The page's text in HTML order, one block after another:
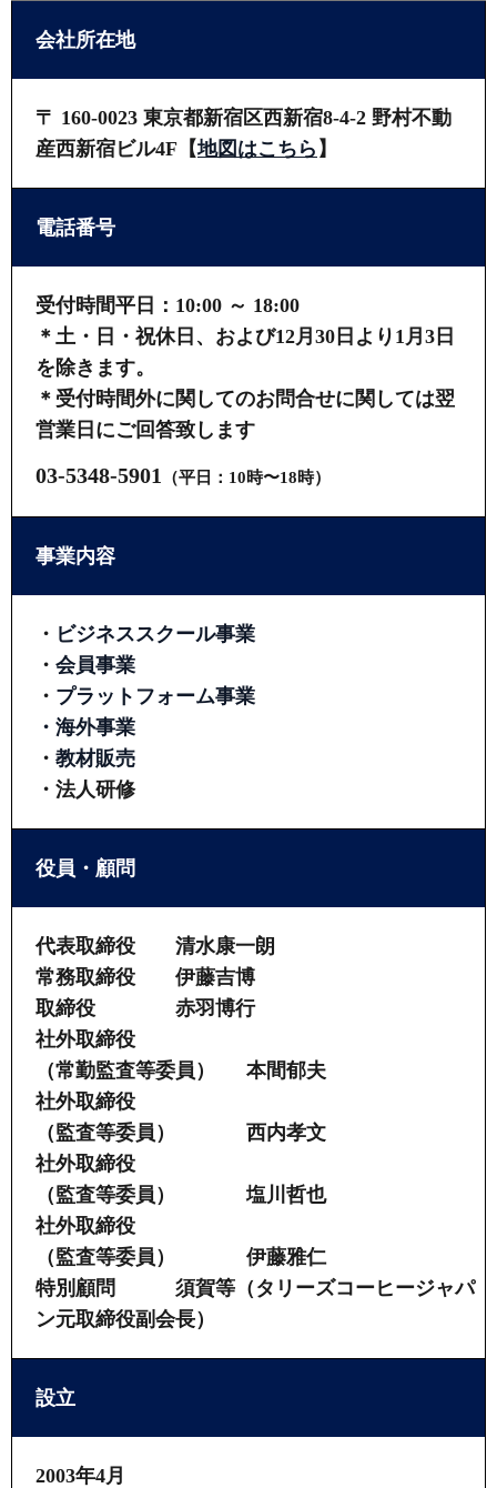
会社所在地
〒 160-0023 東京都新宿区西新宿8-4-2 野村不動
産西新宿ビル4F 【地図はこちら 】
電話番号
受付時間平日：10:00 ～ 18:00
＊土・日・祝休日、および12月30日より1月3日
を除きます。
＊受付時間外に関してのお問合せに関しては翌
営業日にご回答致します
03-5348-5901 （平日：10時〜18時）
事業内容
・ ビジネススクール事業
・ 会員事業
・ プラットフォーム事業
・ 海外事業
・ 教材販売
・法人研修
役員・顧問
代表取締役 清水康一朗
常務取締役 伊藤吉博
取締役 赤羽博行
社外取締役
（常勤監査等委員）
本間郁夫
社外取締役
（監査等委員） 西内孝文
社外取締役
（監査等委員） 塩川哲也
社外取締役
（監査等委員） 伊藤雅仁
特別顧問 須賀等（タリーズコーヒージャパ
ン元取締役副会長）
設立
2003年4月